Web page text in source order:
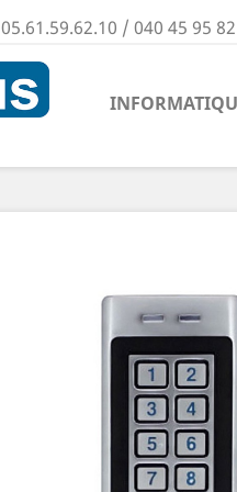
05.61.59.62.10 / 040 45 95 82